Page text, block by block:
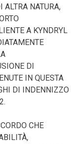
ALTRA NATURA,
A KYNDRYL
DI
IN QUESTA
DI INDENNIZZO
CHE